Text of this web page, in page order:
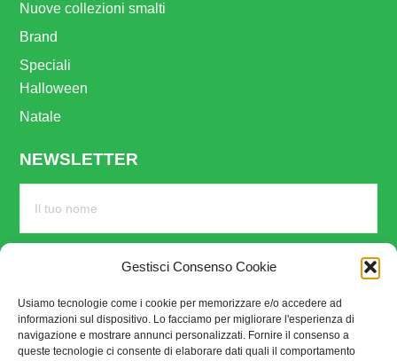
Gestisci Consenso Cookie
Usiamo tecnologie come i cookie per memorizzare e/o accedere ad
informazioni sul dispositivo. Lo facciamo per migliorare l'esperienza di
navigazione e mostrare annunci personalizzati. Fornire il consenso a
queste tecnologie ci consente di elaborare dati quali il comportamento
Nuove collezioni smalti
Brand
Speciali
Halloween
Natale
NEWSLETTER